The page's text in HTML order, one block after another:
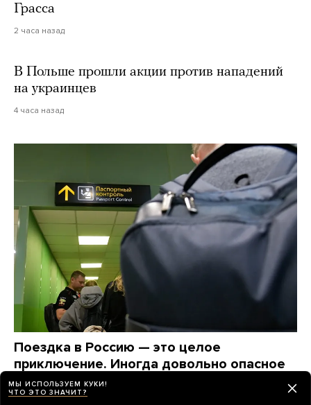
Грасса
2 часа назад
В Польше прошли акции против нападений
на украинцев
4 часа назад
Поездка в Россию — это целое
приключение. Иногда довольно опасное
Расскажите нам о своем опыте пересечения
границы
МЫ ИСПОЛЬЗУЕМ КУКИ!
ЧТО ЭТО ЗНАЧИТ?